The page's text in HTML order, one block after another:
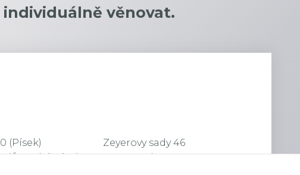
individuálně věnovat.
(Písek)
(Č. Budějovice)
Zeyerovy sady 46
38901, Vodňany